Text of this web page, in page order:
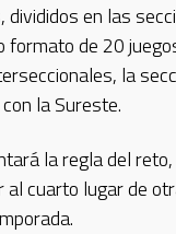
en las
de 20
la
la Sureste.
la regla del
cuarto lugar de